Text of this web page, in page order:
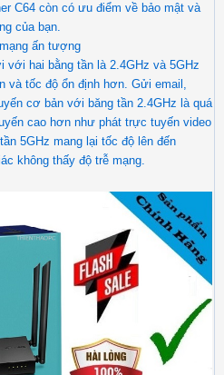
C64 còn có ưu điểm về bảo mật và
của bạn.
ấn tượng
với hai bằng tần là 2.4GHz và 5GHz
và tốc độ ổn định hơn. Gửi email,
cơ bản với băng tần 2.4GHz là quá
cao hơn như phát trực tuyến video
5GHz mang lại tốc độ lên đến
không thấy độ trễ mạng.